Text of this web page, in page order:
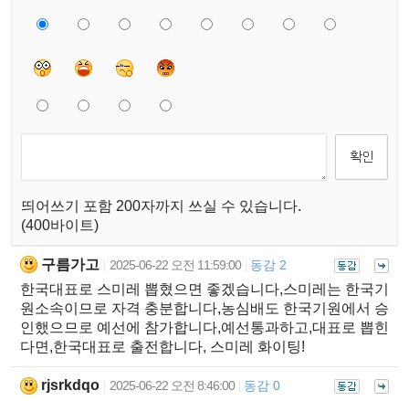
띄어쓰기 포함 200자까지 쓰실 수 있습니다.
(400바이트)
구름가고 2025-06-22 오전 11:59:00 동감 2
한국대표로 스미레 뽑혔으면 좋겠습니다,스미레는 한국기
원소속이므로 자격 충분합니다,농심배도 한국기원에서 승
인했으므로 예선에 참가합니다,예선통과하고,대표로 뽑힌
다면,한국대표로 출전합니다, 스미레 화이팅!
rjsrkdqo 2025-06-22 오전 8:46:00 동감 0